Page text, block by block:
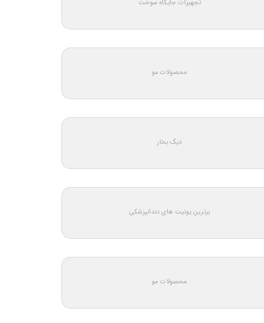
تجهیزات جایگاه سوخت
محصولات مو
دیگ بخار
برترین یونیت های دندانپزشکی
محصولات مو